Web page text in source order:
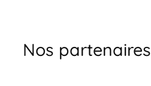
Nos partenaires